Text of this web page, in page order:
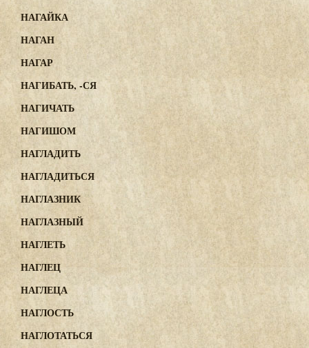
НАГАЙКА
НАГАН
НАГАР
НАГИБАТЬ, -СЯ
НАГИЧАТЬ
НАГИШОМ
НАГЛАДИТЬ
НАГЛАДИТЬСЯ
НАГЛАЗНИК
НАГЛАЗНЫЙ
НАГЛЕТЬ
НАГЛЕЦ
НАГЛЕЦА
НАГЛОСТЬ
НАГЛОТАТЬСЯ